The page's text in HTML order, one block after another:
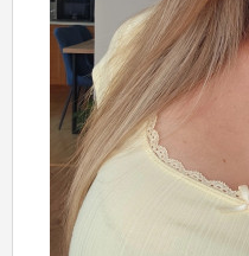
MÔJ PROFIL
NASTAVENIA
ROLETA